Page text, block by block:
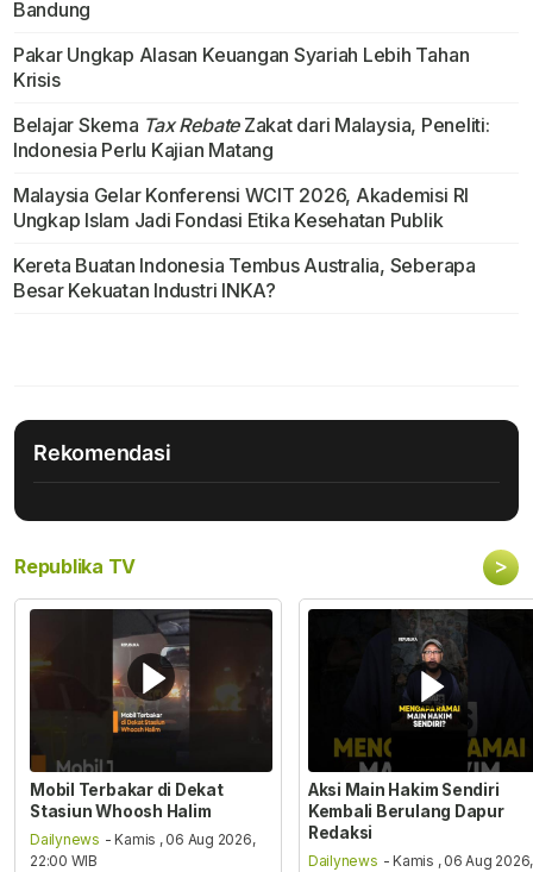
Bandung
Pakar Ungkap Alasan Keuangan Syariah Lebih Tahan
Krisis
Belajar Skema Tax RebateZakat dari Malaysia, Peneliti:
Indonesia Perlu Kajian Matang
Malaysia Gelar Konferensi WCIT 2026, Akademisi RI
Ungkap Islam Jadi Fondasi Etika Kesehatan Publik
Kereta Buatan Indonesia Tembus Australia, Seberapa
Besar Kekuatan Industri INKA?
Rekomendasi
Republika TV >
Mobil Terbakar di Dekat
Stasiun Whoosh Halim
Dailynews - Kamis , 06 Aug 2026,
22:00 WIB
Aksi Main Hakim Sendiri
Kembali Berulang Dapur
Redaksi
Dailynews - Kamis , 06 Aug 2026,